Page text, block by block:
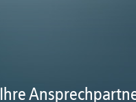
Ihre